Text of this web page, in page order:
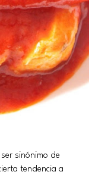
sinónimo de
tendencia a